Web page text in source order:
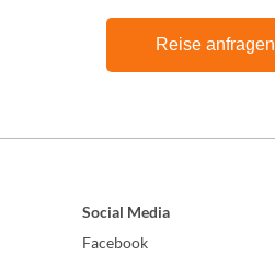
Reise anfragen
Social Media
Facebook